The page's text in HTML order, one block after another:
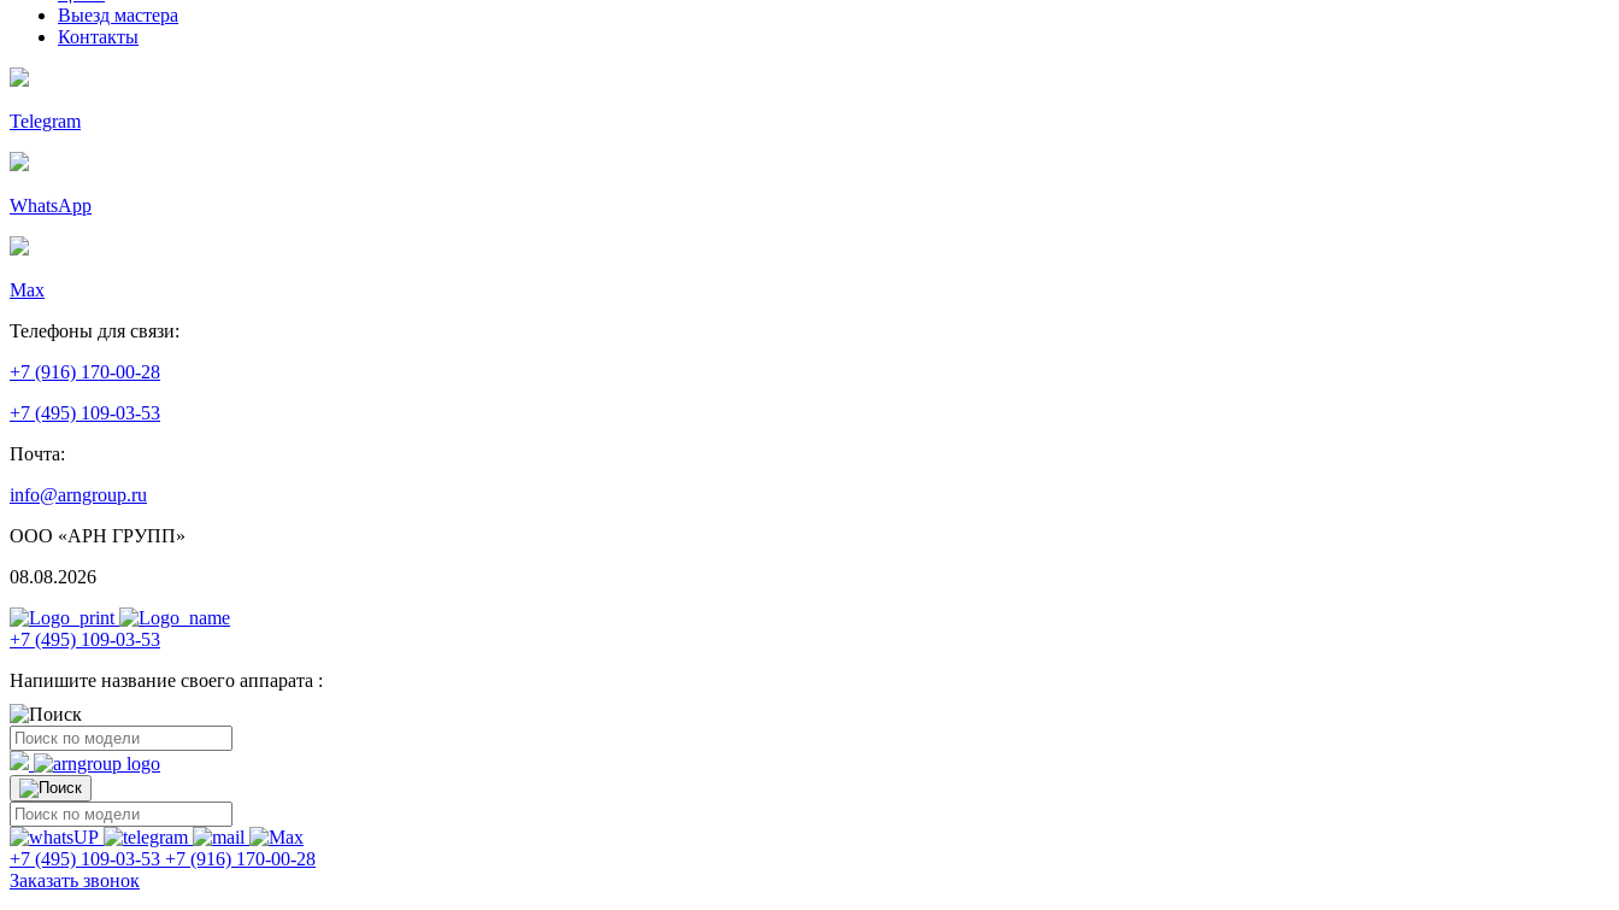
Выезд мастера
Контакты
Telegram
WhatsApp
Max
Телефоны для связи:
+7 (916) 170-00-28
+7 (495) 109-03-53
Почта:
info@arngroup.ru
ООО «АРН ГРУПП»
08.08.2026
+7 (495) 109-03-53
Напишите название своего аппарата :
+7 (495) 109-03-53 +7 (916) 170-00-28
Заказать звонок